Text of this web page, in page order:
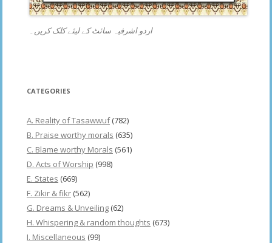
اردو اشرفیہ سائٹ کے لیئے کلک کریں۔
CATEGORIES
A. Reality of Tasawwuf(782)
B. Praise worthy morals (635)
C. Blame worthy Morals (561)
D. Acts of Worship (998)
E. States (669)
F. Zikir & fikr (562)
G. Dreams & Unveiling (62)
H. Whispering & random thoughts (673)
I. Miscellaneous (99)